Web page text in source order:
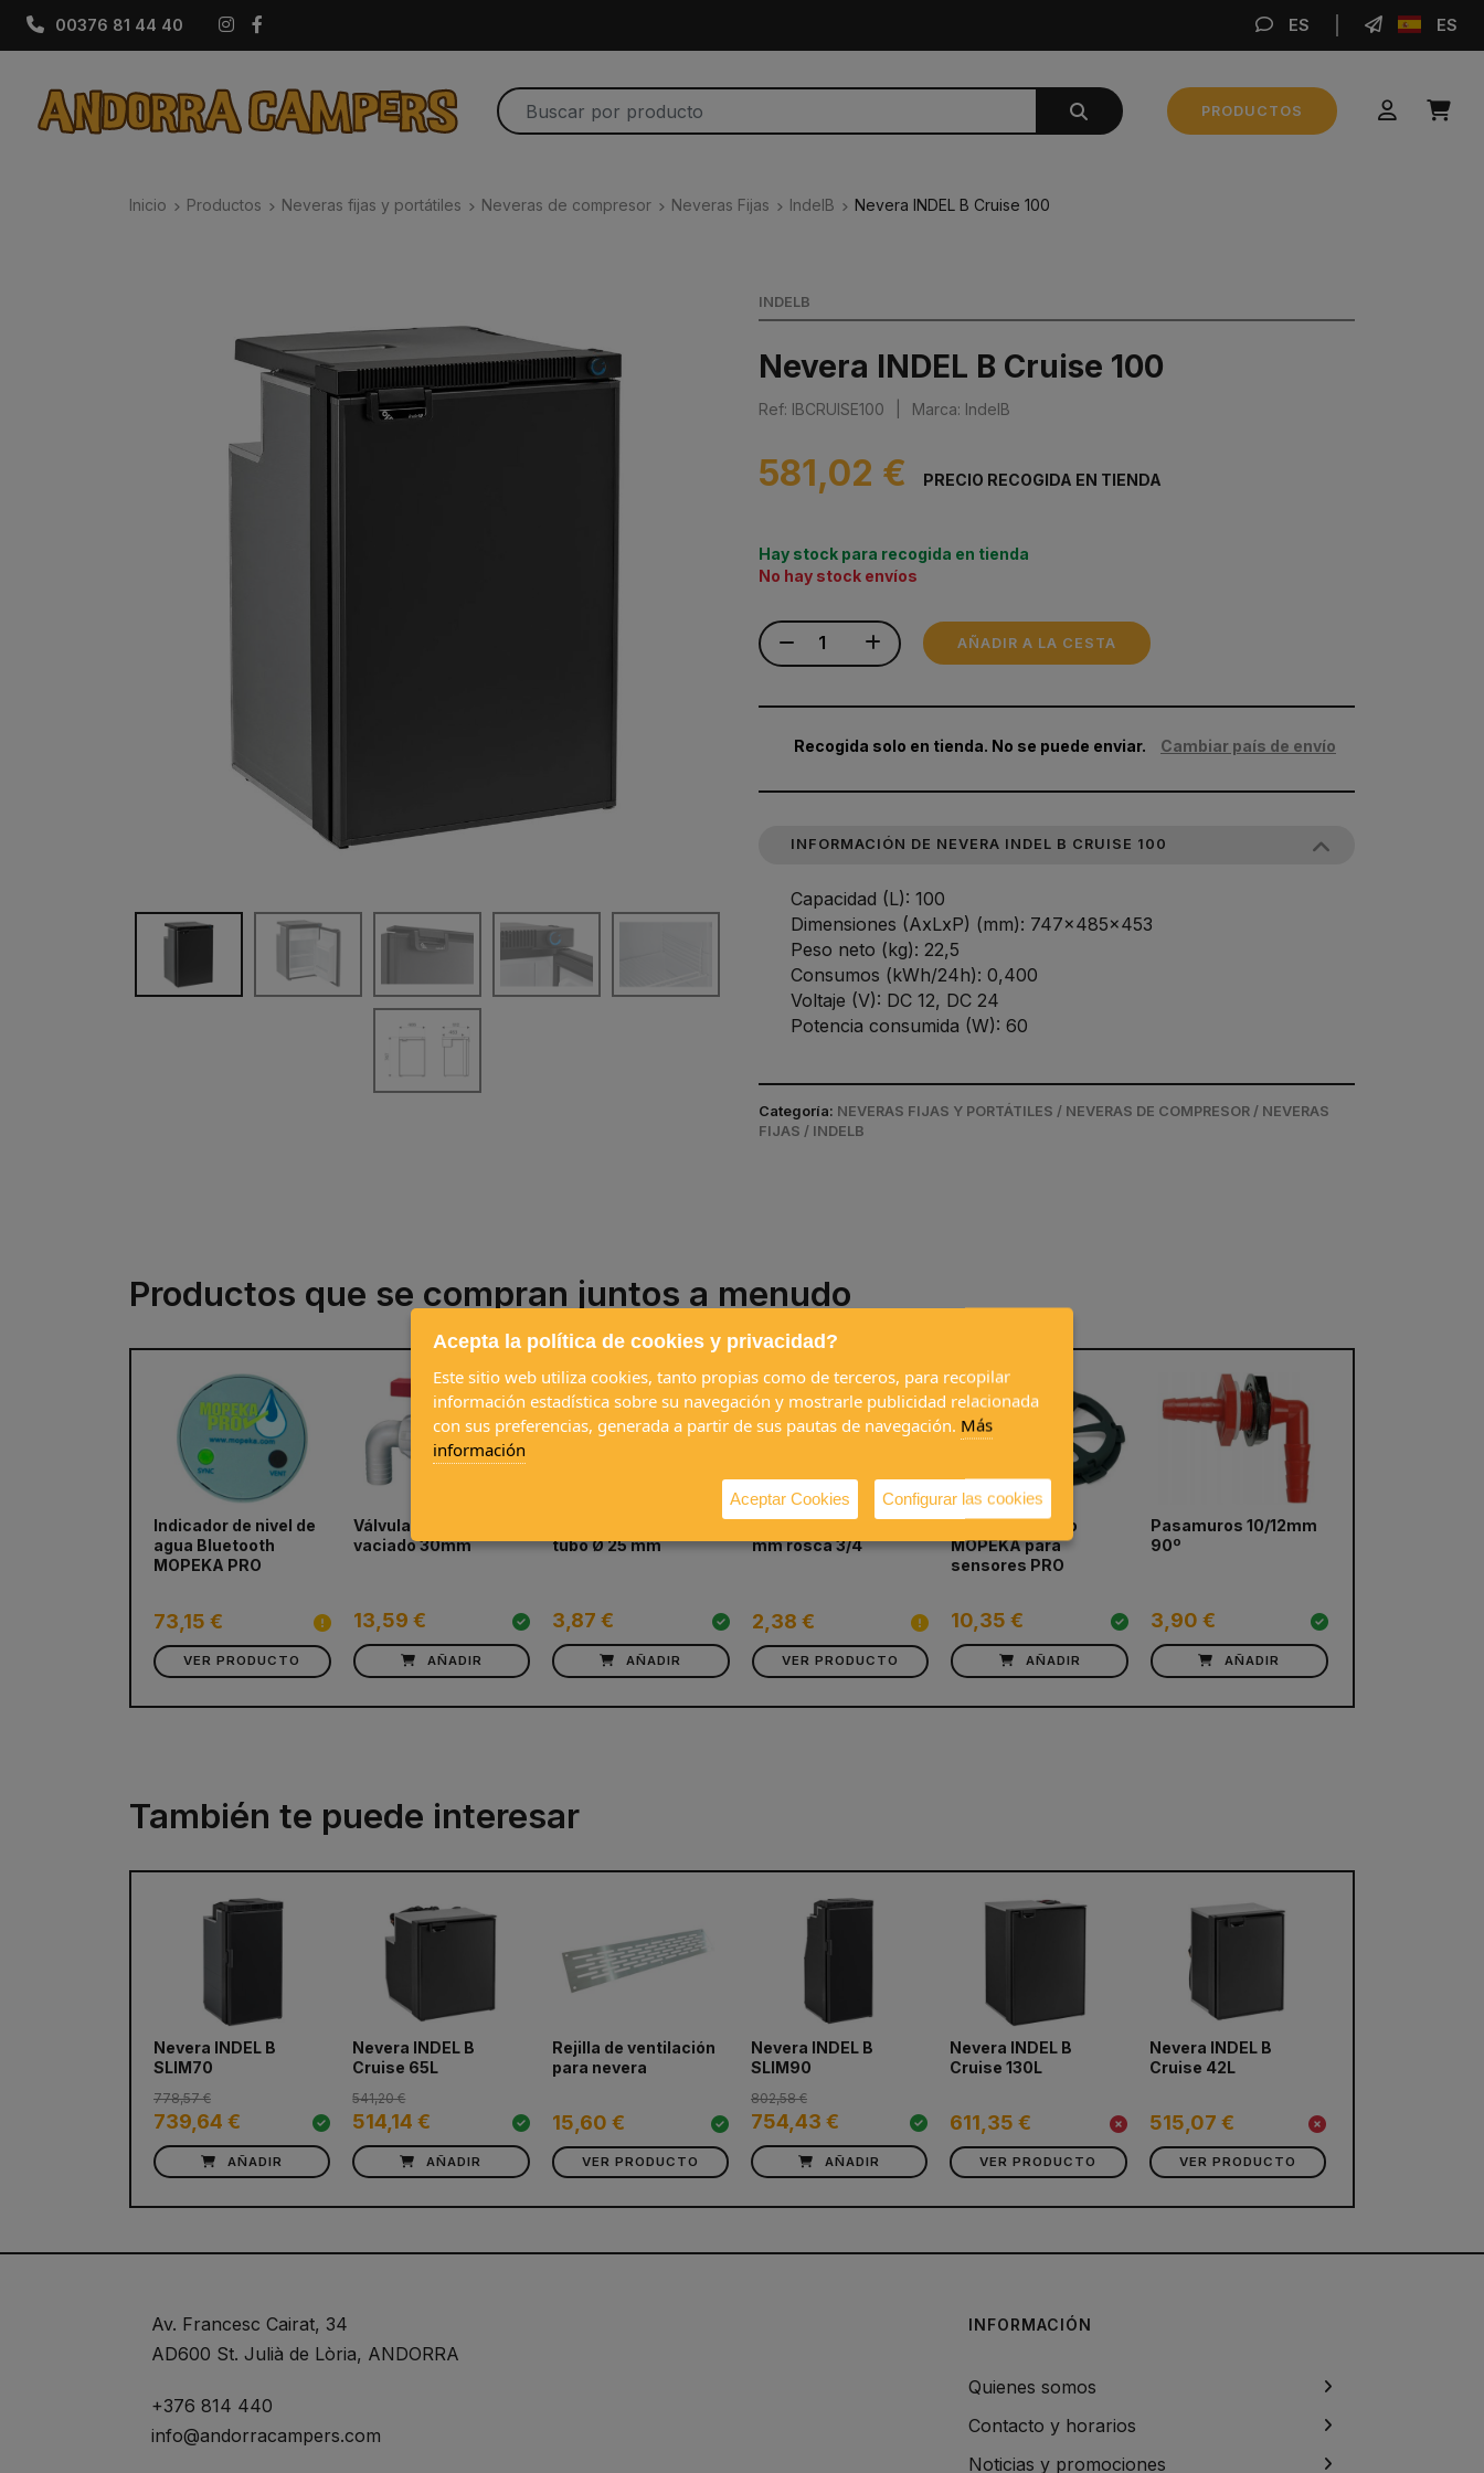
00376 81 44 40 Instagram ES ES
PRODUCTOS
Inicio Productos Neveras fijas y portátiles Neveras de compresor Neveras Fijas IndelB Nevera INDEL B Cruise 100
INDELB
Nevera INDEL B Cruise 100
Ref: IBCRUISE100 Marca: IndelB
581,02 € PRECIO RECOGIDA EN TIENDA
Hay stock para recogida en tienda
No hay stock envíos
AÑADIR A LA CESTA
Recogida solo en tienda. No se puede enviar. Cambiar país de envío
INFORMACIÓN DE NEVERA INDEL B CRUISE 100
Capacidad (L): 100
Dimensiones (AxLxP) (mm): 747x485x453
Peso neto (kg): 22,5
Consumos (kWh/24h): 0,400
Voltaje (V): DC 12, DC 24
Potencia consumida (W): 60
Categoría: NEVERAS FIJAS Y PORTÁTILES / NEVERAS DE COMPRESOR / NEVERAS
FIJAS / INDELB
Productos que se compran juntos a menudo
Indicador de nivel de
agua Bluetooth
MOPEKA PRO
73,15 €
VER PRODUCTO
Válvula grande de
vaciado 30mm
13,59 €
AÑADIR
tubo Ø 25 mm
3,87 €
AÑADIR
Pasamuros recto 25
mm rosca 3/4
2,38 €
VER PRODUCTO
Marco adhesivo
MOPEKA para
sensores PRO
10,35 €
AÑADIR
Pasamuros 10/12mm
90º
3,90 €
AÑADIR
prev next
También te puede interesar
Nevera INDEL B
SLIM70
739,64 €
778,57 €
AÑADIR
Nevera INDEL B
Cruise 65L
514,14 €
541,20 €
AÑADIR
Rejilla de ventilación
para nevera
15,60 €
VER PRODUCTO
Nevera INDEL B
SLIM90
754,43 €
802,58 €
AÑADIR
Nevera INDEL B
Cruise 130L
611,35 €
VER PRODUCTO
Nevera INDEL B
Cruise 42L
515,07 €
VER PRODUCTO
Av. Francesc Cairat, 34
AD600 St. Julià de Lòria, ANDORRA
+376 814 440
info@andorracampers.com
INFORMACIÓN
Quienes somos
Contacto y horarios
Noticias y promociones
Acepta la política de cookies y privacidad?
Este sitio web utiliza cookies, tanto propias como de terceros, para recopilar
información estadística sobre su navegación y mostrarle publicidad relacionada
con sus preferencias, generada a partir de sus pautas de navegación. Más
información
Aceptar Cookies Configurar las cookies